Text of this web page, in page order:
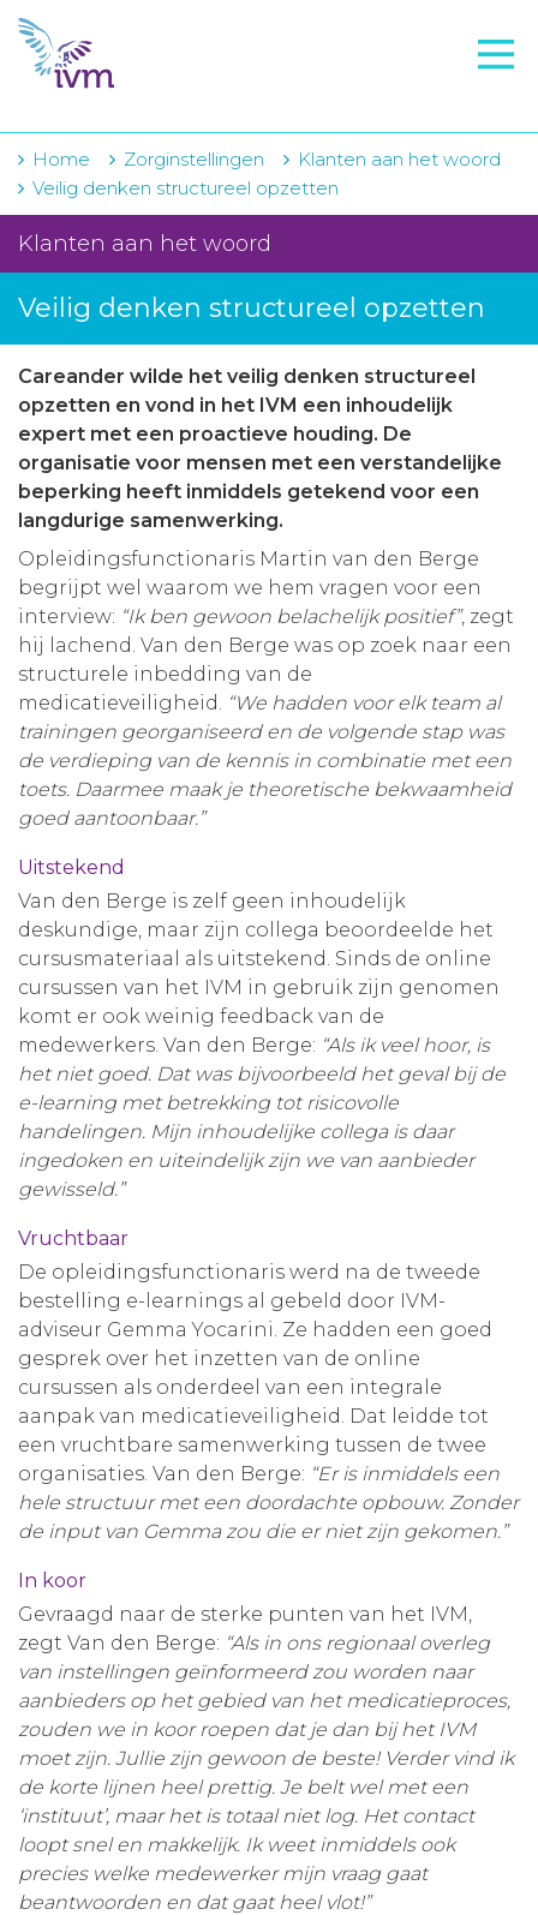
VMI
FTO voorbereiding
IVM-academie
Zorginstellingen
Voorschrijfgedrag
Projecten
Actueel
Contact
Winkelwagentje
Aanmelden nieuwsbrief
Inloggen
Toegang leeromgeving
Home Zorginstellingen
Klanten aan het woord
Veilig denken structureel opzetten
Klanten aan het woord
Veilig denken structureel opzetten
Careander wilde het veilig denken structureel
opzetten en vond in het IVM een inhoudelijk
expert met een proactieve houding. De
organisatie voor mensen met een verstandelijke
beperking heeft inmiddels getekend voor een
langdurige samenwerking.
Opleidingsfunctionaris Martin van den Berge
begrijpt wel waarom we hem vragen voor een
interview: “Ik ben gewoon belachelijk positief”, zegt
hij lachend. Van den Berge was op zoek naar een
structurele inbedding van de
medicatieveiligheid. “We hadden voor elk team al
trainingen georganiseerd en de volgende stap was
de verdieping van de kennis in combinatie met een
toets. Daarmee maak je theoretische bekwaamheid
goed aantoonbaar.”
Uitstekend
Van den Berge is zelf geen inhoudelijk
deskundige, maar zijn collega beoordeelde het
cursusmateriaal als uitstekend. Sinds de online
cursussen van het IVM in gebruik zijn genomen
komt er ook weinig feedback van de
medewerkers. Van den Berge: “Als ik veel hoor, is
het niet goed. Dat was bijvoorbeeld het geval bij de
e-learning met betrekking tot risicovolle
handelingen. Mijn inhoudelijke collega is daar
ingedoken en uiteindelijk zijn we van aanbieder
gewisseld.”
Vruchtbaar
De opleidingsfunctionaris werd na de tweede
bestelling e-learnings al gebeld door IVM-
adviseur Gemma Yocarini. Ze hadden een goed
gesprek over het inzetten van de online
cursussen als onderdeel van een integrale
aanpak van medicatieveiligheid. Dat leidde tot
een vruchtbare samenwerking tussen de twee
organisaties. Van den Berge: “Er is inmiddels een
hele structuur met een doordachte opbouw. Zonder
de input van Gemma zou die er niet zijn gekomen.”
In koor
Gevraagd naar de sterke punten van het IVM,
zegt Van den Berge: “Als in ons regionaal overleg
van instellingen geïnformeerd zou worden naar
aanbieders op het gebied van het medicatieproces,
zouden we in koor roepen dat je dan bij het IVM
moet zijn. Jullie zijn gewoon de beste! Verder vind ik
de korte lijnen heel prettig. Je belt wel met een
‘instituut’, maar het is totaal niet log. Het contact
loopt snel en makkelijk. Ik weet inmiddels ook
precies welke medewerker mijn vraag gaat
beantwoorden en dat gaat heel vlot!”